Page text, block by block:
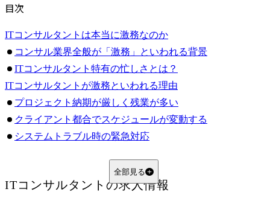
目次
ITコンサルタントは本当に激務なのか
コンサル業界全般が「激務」といわれる背景
ITコンサルタント特有の忙しさとは？
ITコンサルタントが激務といわれる理由
プロジェクト納期が厳しく残業が多い
クライアント都合でスケジュールが変動する
システムトラブル時の緊急対応
最新技術を学び続ける必要性
ITコンサルタントの働き方の実態
全部見る
ITコンサルタント の求人情報